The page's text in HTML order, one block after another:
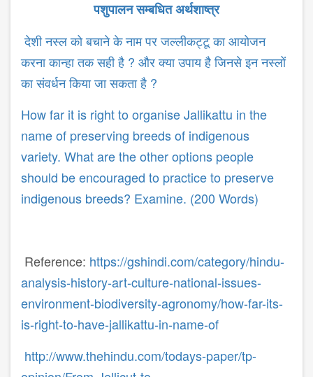
पशुपालन सम्बधित अर्थशाष्त्र
देशी नस्ल को बचाने के नाम पर जल्लीकट्टू का आयोजन
करना कान्हा तक सही है ? और क्या उपाय है जिनसे इन नस्लों
का संवर्धन किया जा सकता है ?
How far it is right to organise Jallikattu in the
name of preserving breeds of indigenous
variety. What are the other options people
should be encouraged to practice to preserve
indigenous breeds? Examine. (200 Words)
Reference: https://gshindi.com/category/hindu-
analysis-history-art-culture-national-issues-
environment-biodiversity-agronomy/how-far-its-
is-right-to-have-jallikattu-in-name-of
http://www.thehindu.com/todays-paper/tp-